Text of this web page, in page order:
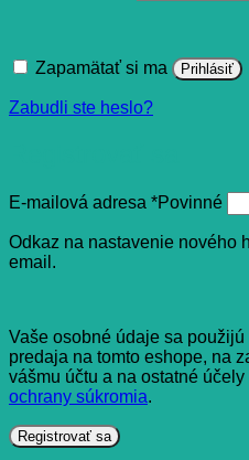
Zapamätať si ma Prihlásiť
Zabudli ste heslo?
E-mailová adresa *Povinné
Odkaz na nastavenie nového
email.
Vaše osobné údaje sa
predaja na tomto eshope, na
vášmu účtu a na ostatné
ochrany súkromia.
Registrovať sa